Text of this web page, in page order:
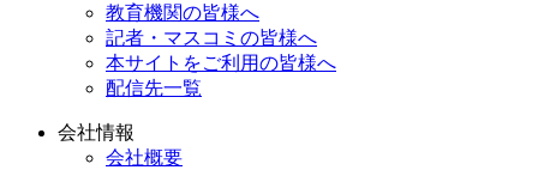
教育機関の皆様へ
記者・マスコミの皆様へ
本サイトをご利用の皆様へ
配信先一覧
会社情報
会社概要